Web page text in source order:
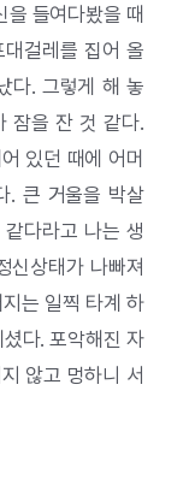
을 들여다봤을 때
걸레를 집어 올
다. 그렇게 해 놓
잠을 잔 것 같다.
있던 때에 어머
. 큰 거울을 박살
다라고 나는 생
신상태가 나빠져
는 일찍 타계 하
다. 포악해진 자
않고 멍하니 서